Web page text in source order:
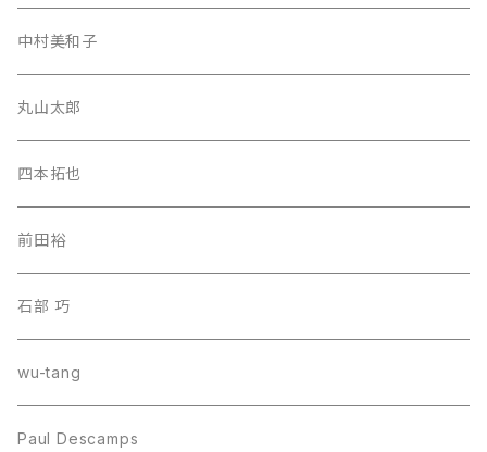
中村美和子
丸山太郎
四本拓也
前田裕
石部 巧
wu-tang
Paul Descamps